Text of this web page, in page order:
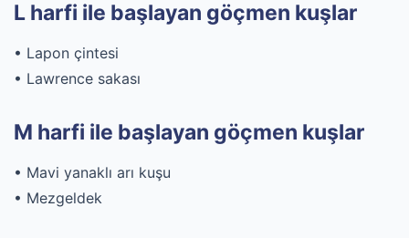
L harfi ile başlayan göçmen kuşlar
• Lapon çintesi
• Lawrence sakası
M harfi ile başlayan göçmen kuşlar
• Mavi yanaklı arı kuşu
• Mezgeldek